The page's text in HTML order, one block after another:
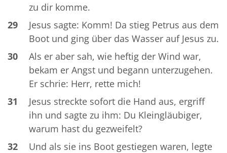
zu dir komme.
29
Jesus sagte: Komm! Da stieg Petrus aus dem
Boot und ging über das Wasser auf Jesus zu.
30
Als er aber sah, wie heftig der Wind war,
bekam er Angst und begann unterzugehen.
Er schrie: Herr, rette mich!
31
Jesus streckte sofort die Hand aus, ergriff
ihn und sagte zu ihm: Du Kleingläubiger,
warum hast du gezweifelt?
32
Und als sie ins Boot gestiegen waren, legte